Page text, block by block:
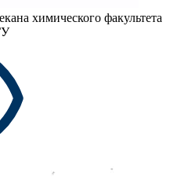
химического факультета